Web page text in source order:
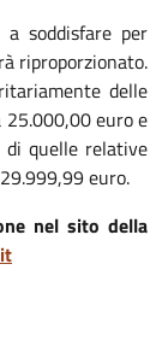
soddisfare per
riproporzionato.
delle
25.000,00 euro e
di quelle relative
euro.
nel sito della